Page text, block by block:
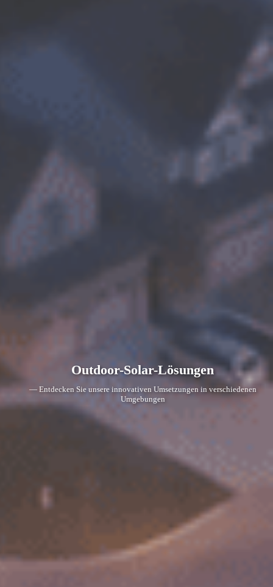
Outdoor-Solar-Lösungen
— Entdecken Sie unsere innovativen Umsetzungen in verschiedenen
Umgebungen